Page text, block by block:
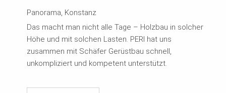
Panorama, Konstanz
Das macht man nicht alle Tage – Holzbau in solcher
Höhe und mit solchen Lasten. PERI hat uns
zusammen mit Schäfer Gerüstbau schnell,
unkompliziert und kompetent unterstützt.